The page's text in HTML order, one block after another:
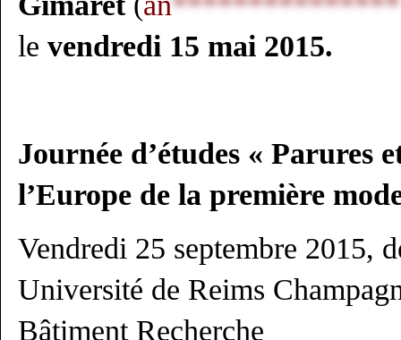
le vendredi 15 mai 2015.
Journée d’études « Parures
l’Europe de la première
Vendredi 25 septembre 2015,
Université de Reims
Bâtiment Recherche